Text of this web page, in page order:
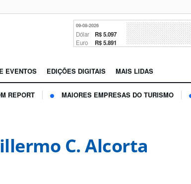
09-08-2026
Dólar R$ 5.097
Euro R$ 5.891
EVENTOS EDIÇÕES DIGITAIS MAIS LIDAS
REPORT MAIORES EMPRESAS DO TURISMO
C. Alcorta